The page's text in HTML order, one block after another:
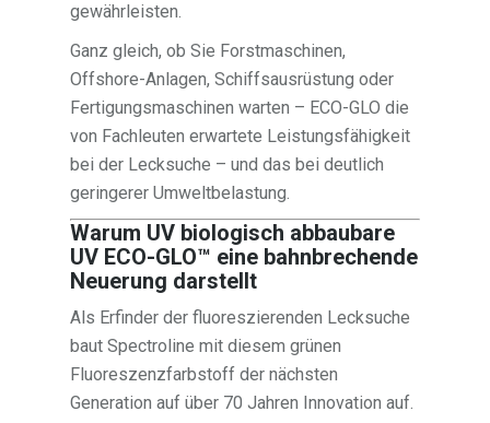
gewährleisten.
Ganz gleich, ob Sie Forstmaschinen,
Offshore-Anlagen, Schiffsausrüstung oder
Fertigungsmaschinen warten – ECO-GLO die
von Fachleuten erwartete Leistungsfähigkeit
bei der Lecksuche – und das bei deutlich
geringerer Umweltbelastung.
Warum UV biologisch abbaubare
UV ECO-GLO™ eine bahnbrechende
Neuerung darstellt
Als Erfinder der fluoreszierenden Lecksuche
baut Spectroline mit diesem grünen
Fluoreszenzfarbstoff der nächsten
Generation auf über 70 Jahren Innovation auf.